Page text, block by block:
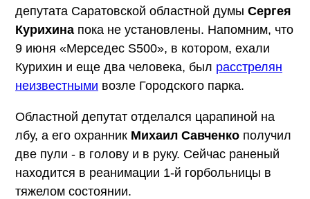
депутата Саратовской областной думы Сергея
Курихина пока не установлены. Напомним, что
9 июня «Мерседес S500», в котором, ехали
Курихин и еще два человека, был расстрелян
неизвестными возле Городского парка.
Областной депутат отделался царапиной на
лбу, а его охранник Михаил Савченко получил
две пули - в голову и в руку. Сейчас раненый
находится в реанимации 1-й горбольницы в
тяжелом состоянии.